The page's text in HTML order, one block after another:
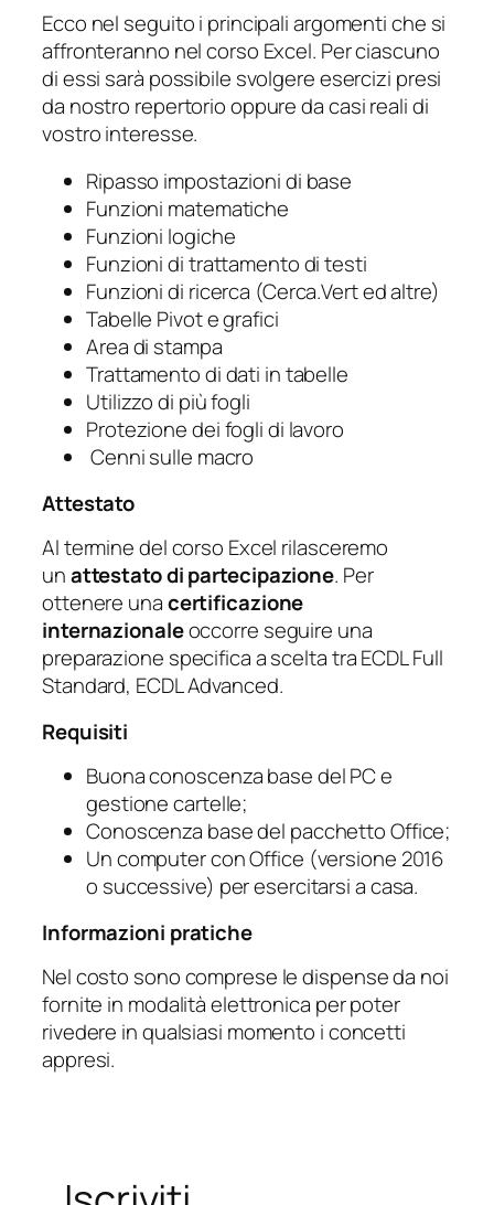
Ecco nel seguito i principali argomenti che si
affronteranno nel corso Excel. Per ciascuno
di essi sarà possibile svolgere esercizi presi
da nostro repertorio oppure da casi reali di
vostro interesse.
Ripasso impostazioni di base
Funzioni matematiche
Funzioni logiche
Funzioni di trattamento di testi
Funzioni di ricerca (Cerca.Vert ed altre)
Tabelle Pivot e grafici
Area di stampa
Trattamento di dati in tabelle
Utilizzo di più fogli
Protezione dei fogli di lavoro
Cenni sulle macro
Attestato
Al termine del corso Excel rilasceremo
unattestato di partecipazione. Per
ottenere unacertificazione
internazionaleoccorre seguire una
preparazione specifica a scelta tra ECDL Full
Standard, ECDL Advanced.
Requisiti
Buona conoscenza base del PC e
gestione cartelle;
Conoscenza base del pacchetto Office;
Un computer con Office (versione 2016
o successive) per esercitarsi a casa.
Informazioni pratiche
Nel costo sono comprese le dispense da noi
fornite in modalità elettronica per poter
rivedere in qualsiasi momento i concetti
appresi.